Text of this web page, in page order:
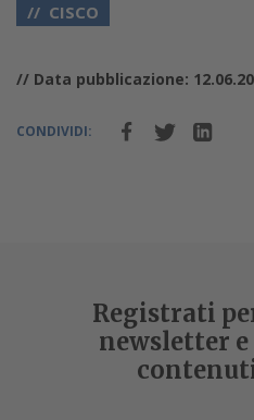
CISCO
// Data pubblicazione:
CONDIVIDI:
Registrati
newsletter e